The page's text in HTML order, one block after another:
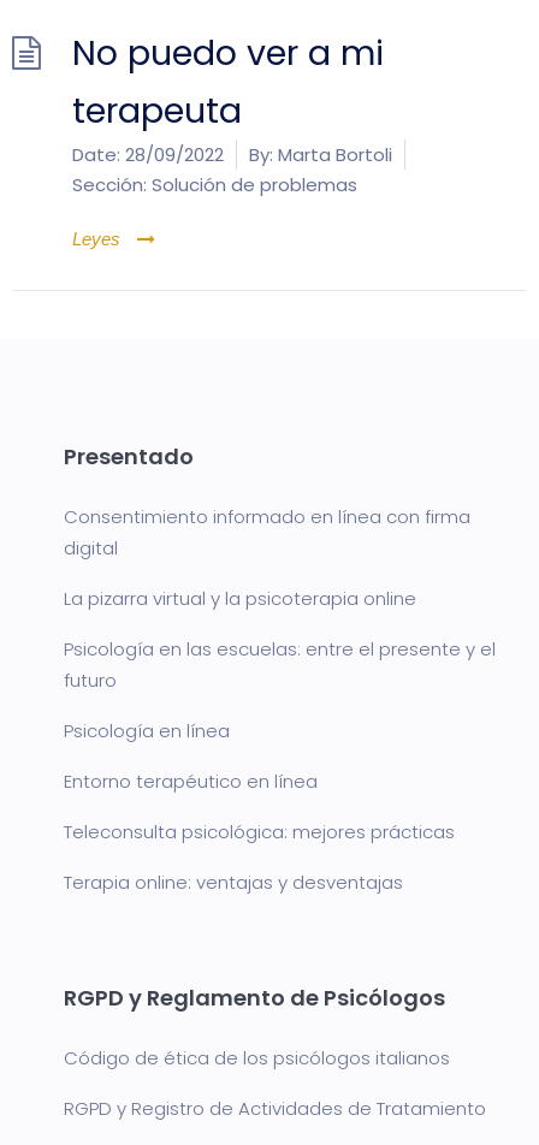
No puedo ver a mi
terapeuta
Date: 28/09/2022 By: Marta Bortoli
Sección: Solución de problemas
Leyes
Presentado
Consentimiento informado en línea con firma
digital
La pizarra virtual y la psicoterapia online
Psicología en las escuelas: entre el presente y el
futuro
Psicología en línea
Entorno terapéutico en línea
Teleconsulta psicológica: mejores prácticas
Terapia online: ventajas y desventajas
RGPD y Reglamento de Psicólogos
Código de ética de los psicólogos italianos
RGPD y Registro de Actividades de Tratamiento